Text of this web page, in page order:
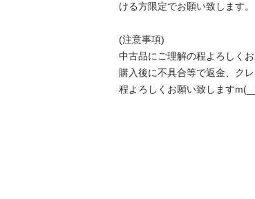
ける方限定でお願い致します。
(注意事項)
中古品にご理解の程よろしくお
購入後に不具合等で返金、ク
程よろしくお願い致します